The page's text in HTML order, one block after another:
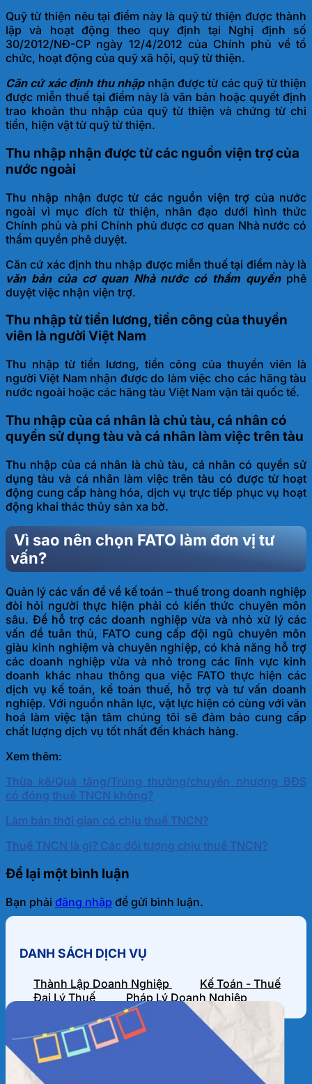
Quỹ từ thiện nêu tại điểm này là quỹ từ thiện được thành
lập và hoạt động theo quy định tại Nghị định số
30/2012/NĐ-CP ngày 12/4/2012 của Chính phủ về tổ
chức, hoạt động của quỹ xã hội, quỹ từ thiện.
Căn cứ xác định thu nhậpnhận được từ các quỹ từ thiện
được miễn thuế tại điểm này là văn bản hoặc quyết định
trao khoản thu nhập của quỹ từ thiện và chứng từ chi
tiền, hiện vật từ quỹ từ thiện.
Thu nhập nhận được từ các nguồn viện trợ của
nước ngoài
Thu nhập nhận được từ các nguồn viện trợ của nước
ngoài vì mục đích từ thiện, nhân đạo dưới hình thức
Chính phủ và phi Chính phủ được cơ quan Nhà nước có
thẩm quyền phê duyệt.
Căn cứ xác định thu nhập được miễn thuế tại điểm này là
văn bản của cơ quan Nhà nước có thẩm quyềnphê
duyệt việc nhận viện trợ.
Thu nhập từ tiền lương, tiền công của thuyền
viên là người Việt Nam
Thu nhập từ tiền lương, tiền công của thuyền viên là
người Việt Nam nhận được do làm việc cho các hãng tàu
nước ngoài hoặc các hãng tàu Việt Nam vận tải quốc tế.
Thu nhập của cá nhân là chủ tàu, cá nhân có
quyền sử dụng tàu và cá nhân làm việc trên tàu
Thu nhập của cá nhân là chủ tàu, cá nhân có quyền sử
dụng tàu và cá nhân làm việc trên tàu có được từ hoạt
động cung cấp hàng hóa, dịch vụ trực tiếp phục vụ hoạt
động khai thác thủy sản xa bờ.
Vì sao nên chọn FATO làm đơn vị tư
vấn?
Quản lý các vấn đề về kế toán – thuế trong doanh nghiệp
đòi hỏi người thực hiện phải có kiến thức chuyên môn
sâu. Để hỗ trợ các doanh nghiệp vừa và nhỏ xử lý các
vấn đề tuân thủ, FATO cung cấp đội ngũ chuyên môn
giàu kinh nghiệm và chuyên nghiệp, có khả năng hỗ trợ
các doanh nghiệp vừa và nhỏ trong các lĩnh vực kinh
doanh khác nhau thông qua việc FATO thực hiện các
dịch vụ kế toán, kế toán thuế, hỗ trợ và tư vấn doanh
nghiệp. Với nguồn nhân lực, vật lực hiện có cùng với văn
hoá làm việc tận tâm chúng tôi sẽ đảm bảo cung cấp
chất lượng dịch vụ tốt nhất đến khách hàng.
Xem thêm:
Thừa kế/Quà tặng/Trúng thưởng/chuyển nhượng BĐS
có đóng thuế TNCN không?
Làm bán thời gian có chịu thuế TNCN?
Thuế TNCN là gì? Các đối tượng chịu thuế TNCN?
Để lại một bình luận
Bạn phải đăng nhập để gửi bình luận.
DANH SÁCH DỊCH VỤ
Thành Lập Doanh Nghiệp
Kế Toán - Thuế
Đại Lý Thuế
Pháp Lý Doanh Nghiệp
HỒ SƠ NĂNG LỰC